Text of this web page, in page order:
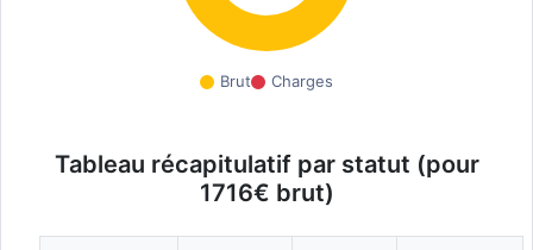
Brut Charges
Tableau récapitulatif par statut (pour
1716€ brut)